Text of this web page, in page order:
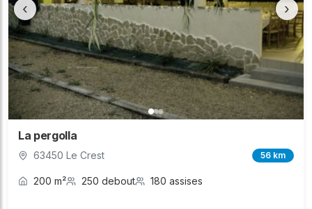
‹ ›
La pergolla
63450 Le Crest 56 km
200 m² 250 debout 180 assises